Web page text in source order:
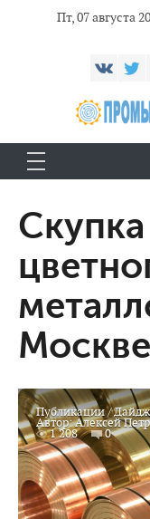
Пт, 07 августа
Москве
Публикации/
Автор:Алексей
1 208 0